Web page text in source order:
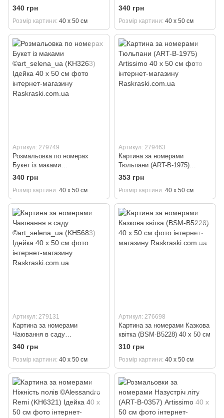
©art_selena_ua (KH3267)
Ідейка 40 х 50 см
340 грн
Розмір картини 40 х 50 см
©art_selena_ua (KH3265)
Ідейка 40 х 50 см
340 грн
Розмір картини 40 х 50 см
Артикул: 279749
Розмальовка по номерах
Букет із маками
©art_selena_ua (KH3263)
Ідейка 40 х 50 см
340 грн
Розмір картини 40 х 50 см
Артикул: 279463
Картина за номерами
Тюльпани (ART-B-1975)
Artissimo 40 х 50 см
353 грн
Розмір картини 40 х 50 см
Артикул: 279131
Картина за номерами
Чаювання в саду
©art_selena_ua (KH5683)
Ідейка 40 х 50 см
340 грн
Розмір картини 40 х 50 см
Артикул: 276698
Картина за номерами Казкова
квітка (BSM-B5228) 40 х 50 см
310 грн
Розмір картини 40 х 50 см